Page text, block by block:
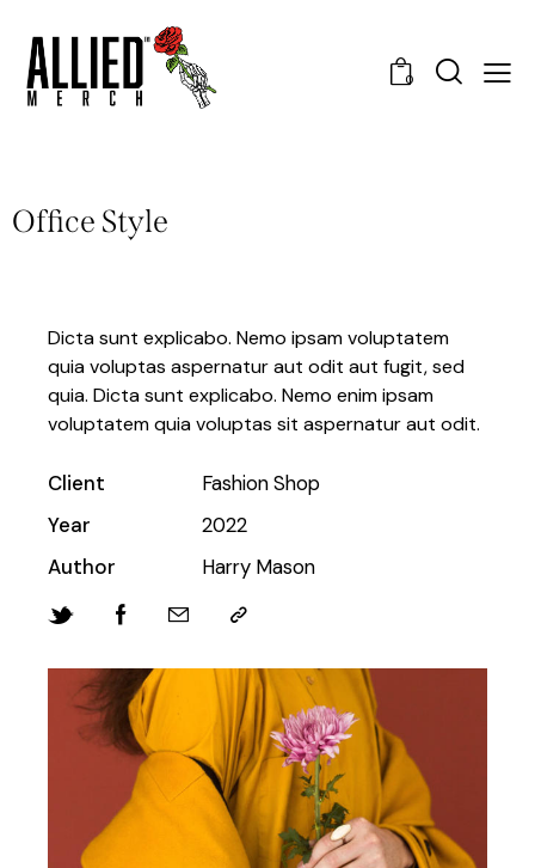
0
Office Style
Dicta sunt explicabo. Nemo ipsam voluptatem
quia voluptas aspernatur aut odit aut fugit, sed
quia. Dicta sunt explicabo. Nemo enim ipsam
voluptatem quia voluptas sit aspernatur aut odit.
Client
Fashion Shop
Year
2022
Author
Harry Mason